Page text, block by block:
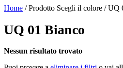
Home / Prodotto Scegli il colore / UQ
UQ 01 Bianco
Nessun risultato trovato